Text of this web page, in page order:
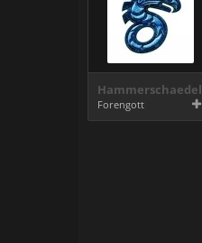
Hammerschaedel
Forengott